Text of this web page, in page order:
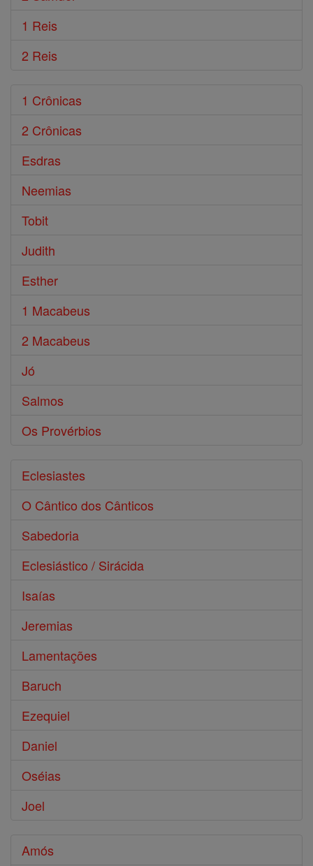
1 Reis
2 Reis
1 Crônicas
2 Crônicas
Esdras
Neemias
Tobit
Judith
Esther
1 Macabeus
2 Macabeus
Jó
Salmos
Os Provérbios
Eclesiastes
O Cântico dos Cânticos
Sabedoria
Eclesiástico / Sirácida
Isaías
Jeremias
Lamentações
Baruch
Ezequiel
Daniel
Oséias
Joel
Amós